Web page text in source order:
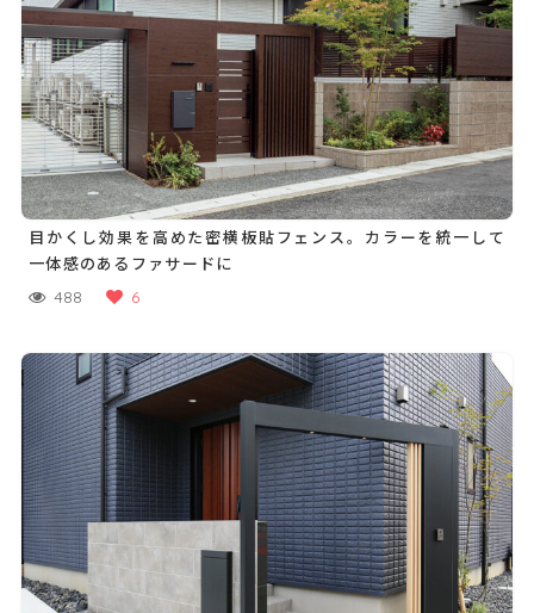
目かくし効果を高めた密横板貼フェンス。カラーを統一して
一体感のあるファサードに
488 6